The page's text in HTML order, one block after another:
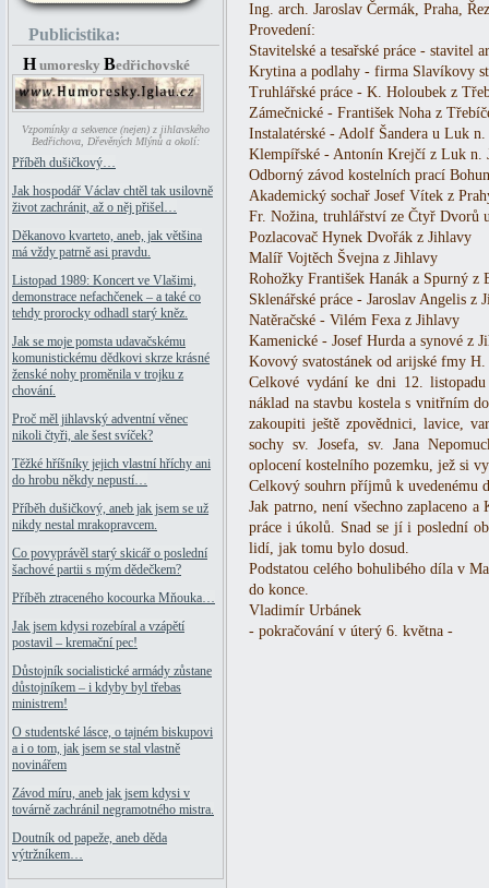
Publicistika:
H umoresky Bedřichovské
Vzpomínky a sekvence (nejen) z jihlavského
Bedřichova, Dřevěných Mlýnů a okolí:
Příběh dušičkový…
Jak hospodář Václav chtěl tak usilovně
život zachránit, až o něj přišel…
Děkanovo kvarteto, aneb, jak většina
má vždy patrně asi pravdu.
Listopad 1989: Koncert ve Vlašimi,
demonstrace nefachčenek – a také co
tehdy prorocky odhadl starý kněz.
Jak se moje pomsta udavačskému
komunistickému dědkovi skrze krásné
ženské nohy proměnila v trojku z
chování.
Proč měl jihlavský adventní věnec
nikoli čtyři, ale šest svíček?
Těžké hříšníky jejich vlastní hříchy ani
do hrobu někdy nepustí…
Příběh dušičkový, aneb jak jsem se už
nikdy nestal mrakopravcem.
Co povyprávěl starý skicář o poslední
šachové partii s mým dědečkem?
Příběh ztraceného kocourka Mňouka…
Jak jsem kdysi rozebíral a vzápětí
postavil – kremační pec!
Důstojník socialistické armády zůstane
důstojníkem – i kdyby byl třebas
ministrem!
O studentské lásce, o tajném biskupovi
a i o tom, jak jsem se stal vlastně
novinářem
Závod míru, aneb jak jsem kdysi v
továrně zachránil negramotného mistra.
Doutník od papeže, aneb děda
výtržníkem…
Ing. arch. Jaroslav Čermák, Praha,
Provedení:
Stavitelské a tesařské práce - stavitel
Krytina a podlahy - firma Slavíkovy
Truhlářské práce - K. Holoubek z
Zámečnické - František Noha z
Instalatérské - Adolf Šandera u Luk
Klempířské - Antonín Krejčí z Luk n.
Odborný závod kostelních prací
Akademický sochař Josef Vítek z
Fr. Nožina, truhlářství ze Čtyř Dvorů
Pozlacovač Hynek Dvořák z Jihlavy
Malíř Vojtěch Švejna z Jihlavy
Rohožky František Hanák a Spurný z
Sklenářské práce - Jaroslav Angelis z
Natěračské - Vilém Fexa z Jihlavy
Kamenické - Josef Hurda a synové z
Kovový svatostánek od arijské fmy
Celkové vydání ke dni 12.
náklad na stavbu kostela s vnitřním
zakoupiti ještě zpovědnici, lavice,
sochy sv. Josefa, sv. Jana
oplocení kostelního pozemku, jež si
Celkový souhrn příjmů k uvedenému
Jak patrno, není všechno zaplaceno
práce i úkolů. Snad se jí i poslední
lidí, jak tomu bylo dosud.
Podstatou celého bohulibého díla v
do konce.
Vladimír Urbánek
- pokračování v úterý 6. května -